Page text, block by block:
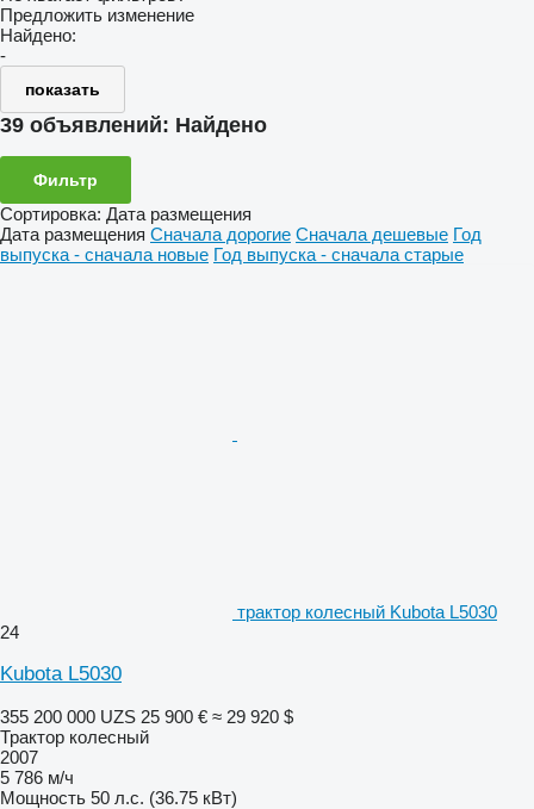
Предложить изменение
Найдено:
-
показать
39 объявлений: Найдено
Фильтр
Сортировка: Дата размещения
Дата размещения Сначала дорогие Сначала дешевые Год
выпуска - сначала новые Год выпуска - сначала старые
трактор колесный Kubota L5030
24
Kubota L5030
355 200 000 UZS 25 900 € ≈ 29 920 $
Трактор колесный
2007
5 786 м/ч
Мощность 50 л.с. (36.75 кВт)